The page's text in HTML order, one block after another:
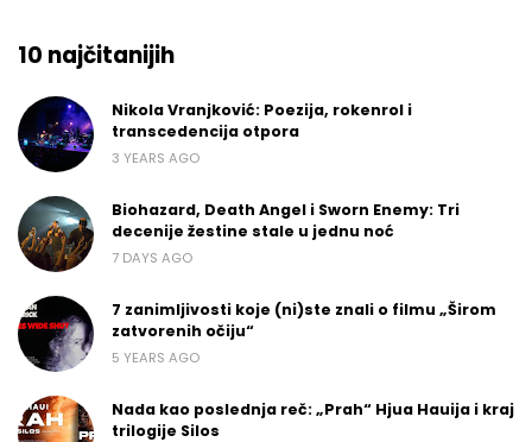
10 najčitanijih
Nikola Vranjković: Poezija, rokenrol i
transcedencija otpora
3 YEARS AGO
Biohazard, Death Angel i Sworn Enemy: Tri
decenije žestine stale u jednu noć
7 DAYS AGO
7 zanimljivosti koje (ni)ste znali o filmu „Širom
zatvorenih očiju“
5 YEARS AGO
Nada kao poslednja reč: „Prah“ Hjua Hauija i kraj
trilogije Silos